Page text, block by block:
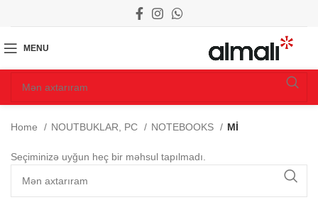
MENU
Home NOUTBUKLAR, PC NOTEBOOKS Mİ
Seçiminizə uyğun heç bir məhsul tapılmadı.